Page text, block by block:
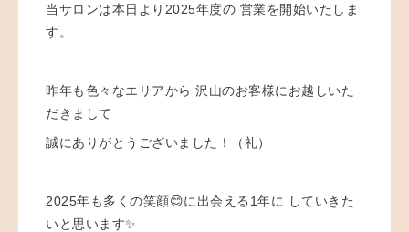
当サロンは本日より2025年度の 営業を開始いたしま
す。
昨年も色々なエリアから 沢山のお客様にお越しいた
だきまして
誠にありがとうございました！（礼）
2025年も多くの笑顔😊に出会える1年に していきた
いと思います✨